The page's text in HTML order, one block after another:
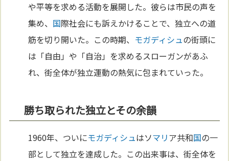
や平等を求める活動を展開した。彼らは市民の声を
集め、 国際社会にも訴えかけることで、独立への道
筋を切り開いた。この時期、 モガディシュの街頭に
は「自由」や「自治」を求めるスローガンがあふ
れ、街全体が独立運動の熱気に包まれていった。
勝ち取られた独立とその余韻
1960年、ついにモガディシュはソマリア共和国の一
部として独立を達成した。この出来事は、街全体を